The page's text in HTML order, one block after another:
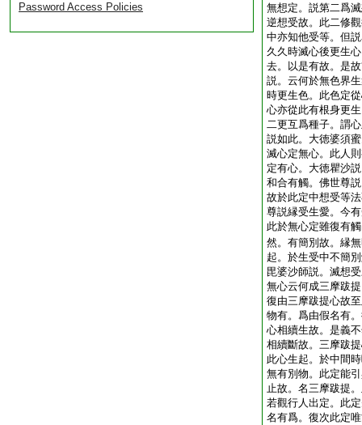
Password Access Policies
無想定。説第二爲
逆想受故。此二修
中亦知他受等。但
久久時滅心後更生
去。以是有故。是
説。云何於無色界
時更生色。此色定
心亦從此有根身更
二更互爲種子。謂
説如此。大徳婆須
滅心定無心。此人
定有心。大徳瞿沙
和合有觸。佛世尊
故於此定中想受等
尊説縁受生愛。今
此於無心定雖復有
然。有簡別故。縁
起。於生受中不簡
毘婆沙師説。滅想
無心云何成三摩跋
復由三摩跋提心故
物有。爲由假名有
心相續生故。是義
相續斷故。三摩跋
此心生起。於中間
無有別物。此定能
止故。名三摩跋提
若觀行人出定。此
名有爲。復次此定